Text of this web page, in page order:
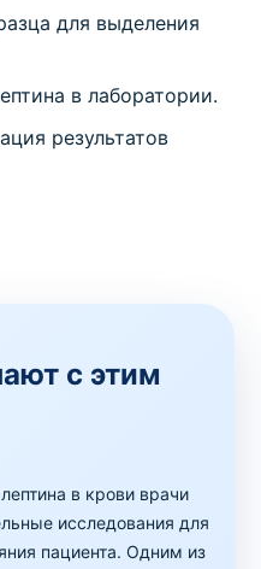
для выделения
в лаборатории.
результатов
с этим
в крови врачи
исследования для
пациента. Одним из